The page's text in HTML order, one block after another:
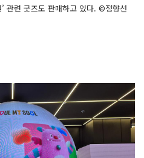
관련 굿즈도 판매하고 있다. ©정향선